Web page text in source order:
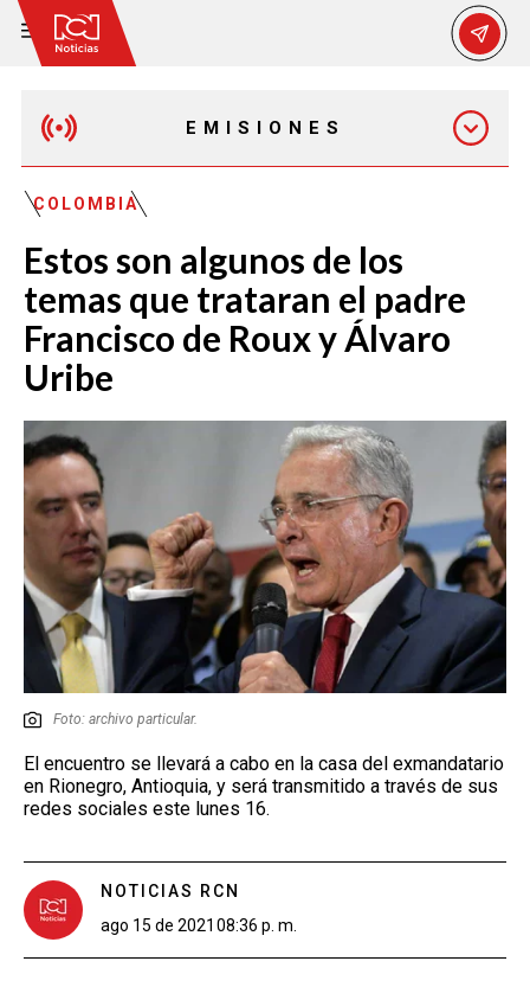
EMISIONES
EMISIÓN 12:30 PM
EMISIÓN 7:00 PM
COLOMBIA
Estos son algunos de los
temas que trataran el padre
Francisco de Roux y Álvaro
Uribe
Foto: archivo particular.
El encuentro se llevará a cabo en la casa del exmandatario
en Rionegro, Antioquia, y será transmitido a través de sus
redes sociales este lunes 16.
NOTICIAS RCN
ago 15 de 2021 08:36 p. m.